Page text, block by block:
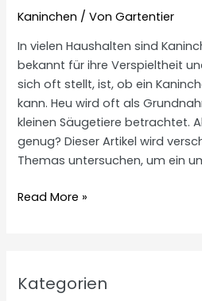
Kaninchen / VonGartentier
In vielen Haushalten sind
bekannt für ihre Verspieltheit
sich oft stellt, ist, ob ein
kann. Heu wird oft als
kleinen Säugetiere betrachtet.
genug? Dieser Artikel wird
Themas untersuchen, um ein
Kann
Heu
Read More »
Kategorien